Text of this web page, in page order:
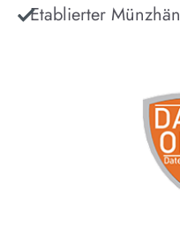
Etablierter